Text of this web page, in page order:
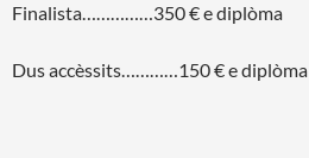
Finalista……………350 € e diplòma
Dus accèssits…………150 € e diplòma